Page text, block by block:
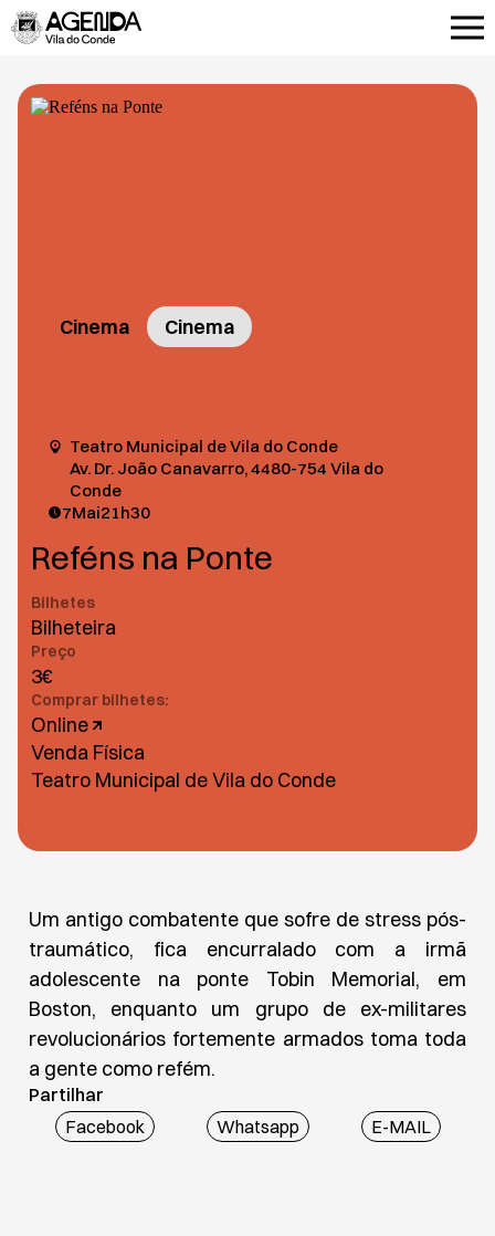
Teatro Municipal de Vila do Conde
Av. Dr. João Canavarro, 4480-754 Vila do
Conde
7Mai21h30
Reféns na Ponte
Bilhetes
Bilheteira
Preço
3€
Comprar bilhetes:
Online
Venda Física
Teatro Municipal de Vila do Conde
Cinema Cinema
Um antigo combatente que sofre de stress pós-
traumático, fica encurralado com a irmã
adolescente na ponte Tobin Memorial, em
Boston, enquanto um grupo de ex-militares
revolucionários fortemente armados toma toda
a gente como refém.
Partilhar
Facebook
Whatsapp E-MAIL